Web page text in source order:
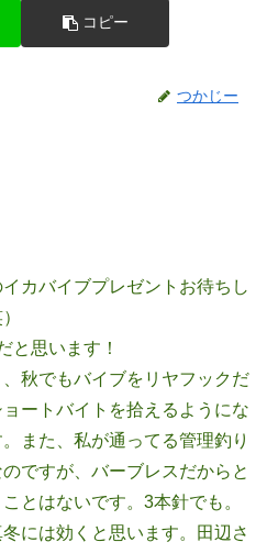
コピー
つかじー
カバイブプレゼントお待ちし
と思います！
秋でもバイブをリヤフックだ
ートバイトを拾えるようにな
また、私が通ってる管理釣り
ですが、バーブレスだからと
とはないです。3本針でも。
には効くと思います。田辺さ